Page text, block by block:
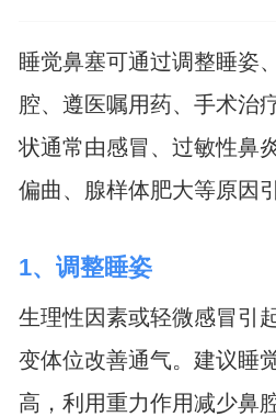
睡觉鼻塞可通过调整睡姿
腔、遵医嘱用药、手术治
状通常由感冒、过敏性鼻
偏曲、腺样体肥大等原因引
1、调整睡姿
生理性因素或轻微感冒引
变体位改善通气。建议睡
高，利用重力作用减少鼻